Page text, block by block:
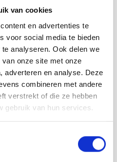
van cookies
en advertenties te
voor social media te bieden
analyseren. Ook delen we
onze site met onze
adverteren en analyse. Deze
combineren met andere
verstrekt of die ze hebben
gebruik van hun services.
imagining a world
and television? On
find a fully
furniture and
1900 and 1950.
your great
Museum House
idea of how the
100 years ago.
you in